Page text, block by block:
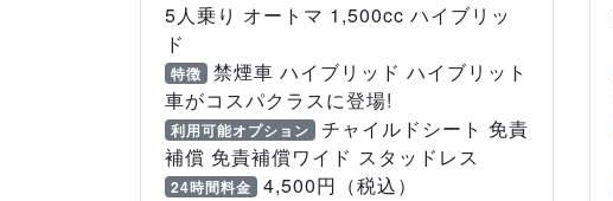
5人乗り オートマ 1,500cc ハイブリッ
ド
特徴 禁煙車 ハイブリッド ハイブリット
車がコスパクラスに登場!
利用可能オプション チャイルドシート 免責
補償 免責補償ワイド スタッドレス
24時間料金 4,500円（税込）